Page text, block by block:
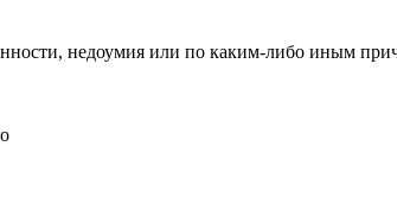
недоумия или по каким-либо иным